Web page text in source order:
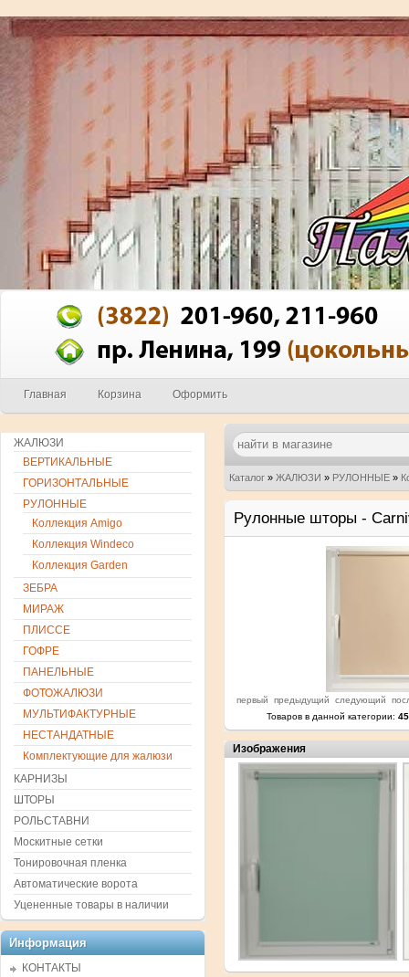
Главная Корзина Оформить
Каталог » ЖАЛЮЗИ » РУЛОННЫЕ »
Рулонные шторы -
первый предыдущий следующий
Товаров в данной категории: 45
Изображения
ЖАЛЮЗИ
ВЕРТИКАЛЬНЫЕ
ГОРИЗОНТАЛЬНЫЕ
РУЛОННЫЕ
Коллекция Amigo
Коллекция Windeco
Коллекция Garden
ЗЕБРА
МИРАЖ
ПЛИССЕ
ГОФРЕ
ПАНЕЛЬНЫЕ
ФОТОЖАЛЮЗИ
МУЛЬТИФАКТУРНЫЕ
НЕСТАНДАТНЫЕ
Комплектующие для жалюзи
КАРНИЗЫ
ШТОРЫ
РОЛЬСТАВНИ
Москитные сетки
Тонировочная пленка
Автоматические ворота
Уцененные товары в наличии
Информация
КОНТАКТЫ